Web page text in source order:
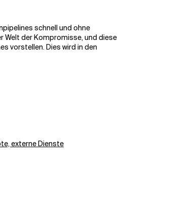
schnell und ohne
Welt der Kompromisse, und diese
vorstellen. Dies wird in den
externe Dienste